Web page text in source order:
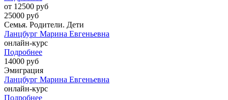
от 12500 руб
25000 руб
Семья. Родители. Дети
Ланцбург Марина Евгеньевна
онлайн-курс
Подробнее
14000 руб
Эмиграция
Ланцбург Марина Евгеньевна
онлайн-курс
Подробнее